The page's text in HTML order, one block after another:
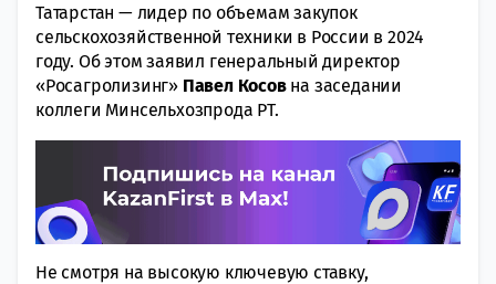
Татарстан — лидер по объемам закупок
сельскохозяйственной техники в России в 2024
году. Об этом заявил генеральный директор
«Росагролизинг» Павел Косовна заседании
коллеги Минсельхозпрода РТ.
Не смотря на высокую ключевую ставку,